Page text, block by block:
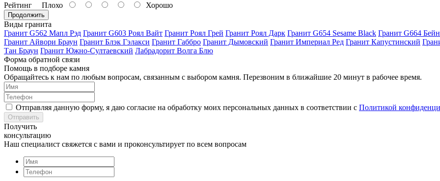
Рейтинг Плохо Хорошо
Продолжить
Виды гранита
Гранит G562 Мапл Рэд Гранит G603 Роял Вайт Гранит Роял Грей Гранит Роял Дарк Гранит G654 Sesame Black Гранит G664
Гранит Айвори Браун Гранит Блэк Гэлакси Гранит Габбро Гранит Дымовский Гранит Империал Ред Гранит Капустинский
Тан Браун Гранит Южно-Султаевский Лабрадорит Волга Блю
Форма обратной связи
Помощь в подборе камня
Обращайтесь к нам по любым вопросам, связанным с выбором камня. Перезвоним в ближайшие 20 минут в рабочее время.
Отправляя данную форму, я даю согласие на обработку моих персональных данных в соответствии с Политикой
Отправить
Получить
консультацию
Наш специалист свяжется с вами и проконсультирует по всем вопросам